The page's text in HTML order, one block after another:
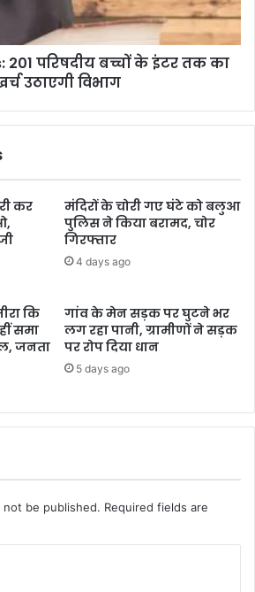
201 परिषदीय बच्चों के इंटर तक का
उठाएगी विभाग
कर
मंदिरों के चोरी गए घंटे को बलुआ
पुलिस ने किया बरामद, चोर
गिरफ्तार
4 days ago
कि
समा
जनता
गांव के मेन सड़क पर घुटने भर
लग रहा पानी, ग्रामीणों ने सड़क
पर रोप दिया धान
5 days ago
not be published. Required fields are